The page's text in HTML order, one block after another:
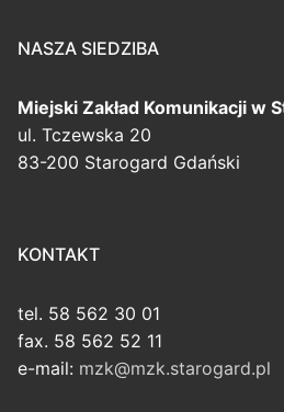
NASZA SIEDZIBA
Miejski Zakład Komunikacji w
ul. Tczewska 20
83-200 Starogard Gdański
KONTAKT
tel. 58 562 30 01
fax. 58 562 52 11
e-mail: mzk@mzk.starogard.pl